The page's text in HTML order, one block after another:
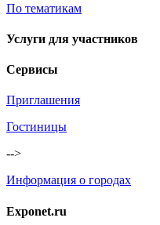
По тематикам
Услуги для участников
Сервисы
Приглашения
Гостиницы
-->
Информация о городах
Exponet.ru